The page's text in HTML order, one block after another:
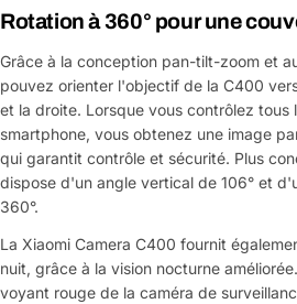
Rotation à 360° pour une
Grâce à la conception pan-tilt-zoom et
pouvez orienter l'objectif de la C400
et la droite. Lorsque vous contrôlez tous
smartphone, vous obtenez une image
qui garantit contrôle et sécurité. Plus
dispose d'un angle vertical de 106° et
360°.
La Xiaomi Camera C400 fournit
nuit, grâce à la vision nocturne
voyant rouge de la caméra de